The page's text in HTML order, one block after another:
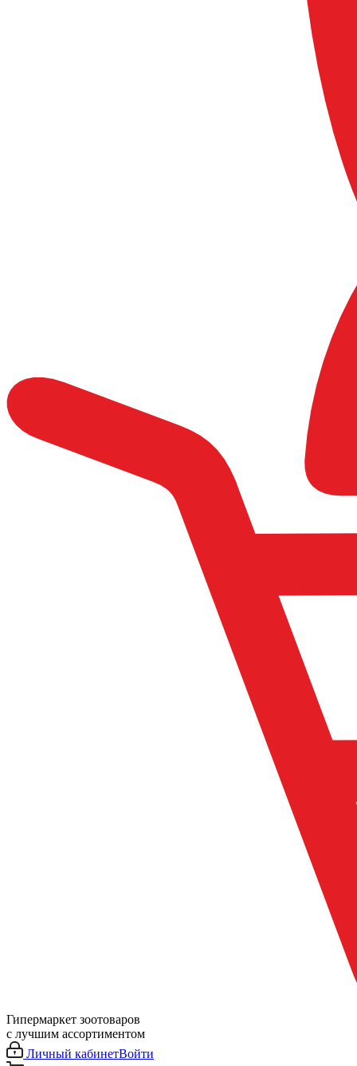
Гипермаркет зоотоваров
с лучшим ассортиментом
Личный кабинетВойти